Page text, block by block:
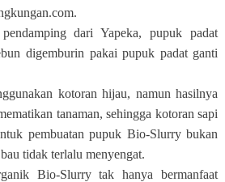
dari Yapeka, pupuk padat
digemburin pakai pupuk padat ganti
kotoran hijau, namun hasilnya
tanaman, sehingga kotoran sapi
pembuatan pupuk Bio-Slurry bukan
tidak terlalu menyengat.
Bio-Slurry tak hanya bermanfaat